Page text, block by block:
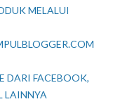
MELALUI
DARI FACEBOOK,
LAINNYA